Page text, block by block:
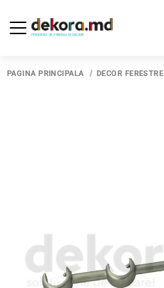
PAGINA PRINCIPALĂ DECOR FERESTRE